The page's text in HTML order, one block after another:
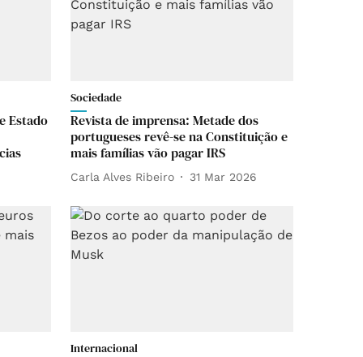
Estado
Sociedade
Revista de imprensa: Metade dos
portugueses revê-se na Constituição e
mais famílias vão pagar IRS
Carla Alves Ribeiro 31 Mar 2026
Internacional